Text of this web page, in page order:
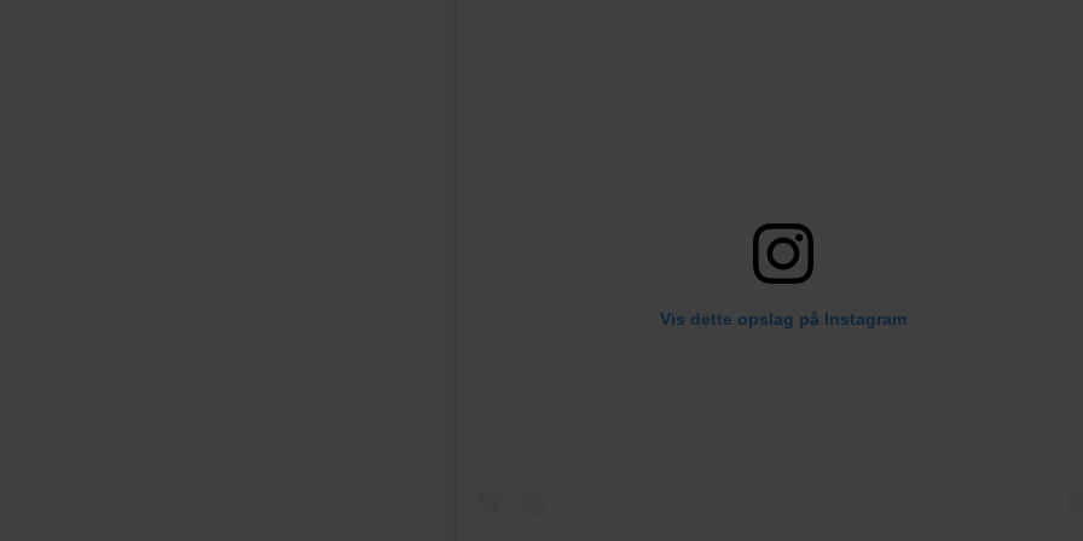
Vis dette opslag på Instagram